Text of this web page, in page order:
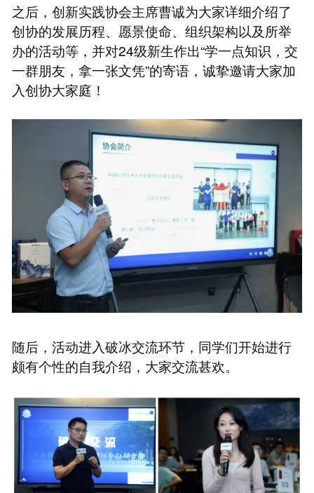
之后，创新实践协会主席曹诚为大家详细介绍了
创协的发展历程、愿景使命、组织架构以及所举
办的活动等，并对24级新生作出“学一点知识，交
一群朋友，拿一张文凭”的寄语，诚挚邀请大家加
入创协大家庭！
随后，活动进入破冰交流环节，同学们开始进行
颇有个性的自我介绍，大家交流甚欢。